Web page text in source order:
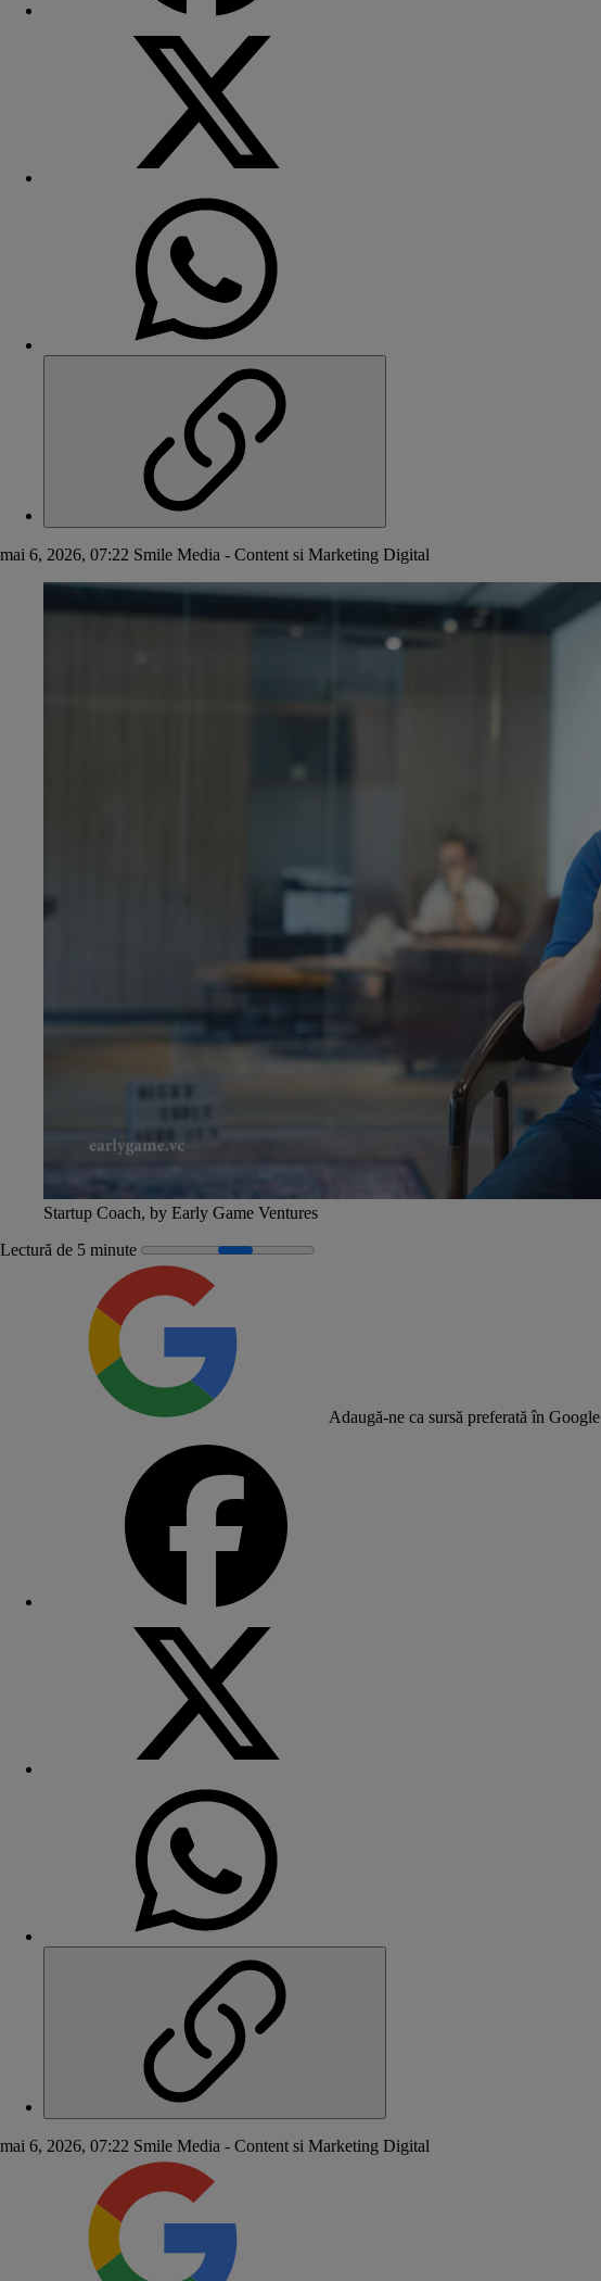
mai 6, 2026, 07:22 Smile Media - Content si Marketing Digital
Startup Coach, by Early Game Ventures
Lectură de 5 minute
Adaugă-ne ca sursă preferată în Google
mai 6, 2026, 07:22 Smile Media - Content si Marketing Digital